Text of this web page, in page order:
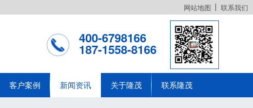
网站地图 联系我们
400-6798166
187-1558-8166
客户案例 新闻资讯 关于隆茂 联系隆茂